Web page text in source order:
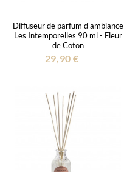
Diffuseur de parfum d'ambiance
Les Intemporelles 90 ml - Fleur
de Coton
29,90 €